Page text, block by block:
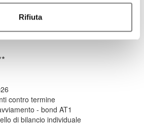
Rifiuta
contro termine
- bond AT1
di bilancio individuale